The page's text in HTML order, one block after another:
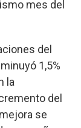
mes del
del
1,5%
la
del
se